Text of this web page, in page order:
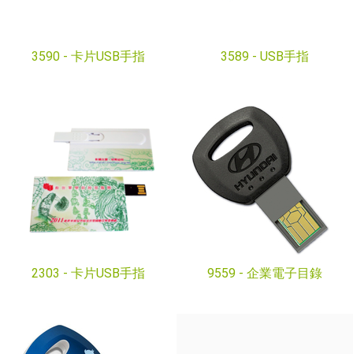
3590 - 卡片USB手指 3589 - USB手指
2303 - 卡片USB手指 9559 - 企業電子目錄